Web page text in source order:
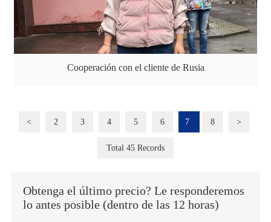
Cooperación con el cliente de Rusia
< 2 3 4 5 6 7 8 >
Total 45 Records
Obtenga el último precio? Le responderemos
lo antes posible (dentro de las 12 horas)